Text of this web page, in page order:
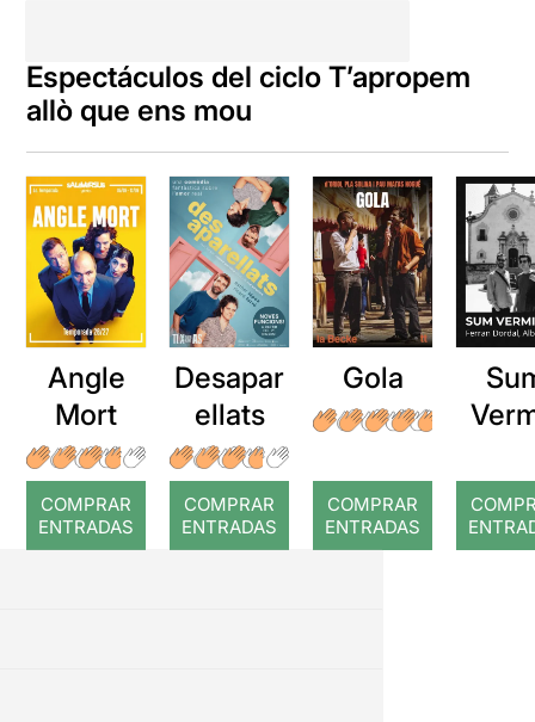
Espectáculos del ciclo T’apropem
allò que ens mou
Angle
Mort
COMPRAR
ENTRADAS
Desapar
ellats
COMPRAR
ENTRADAS
Gola
COMPRAR
ENTRADAS